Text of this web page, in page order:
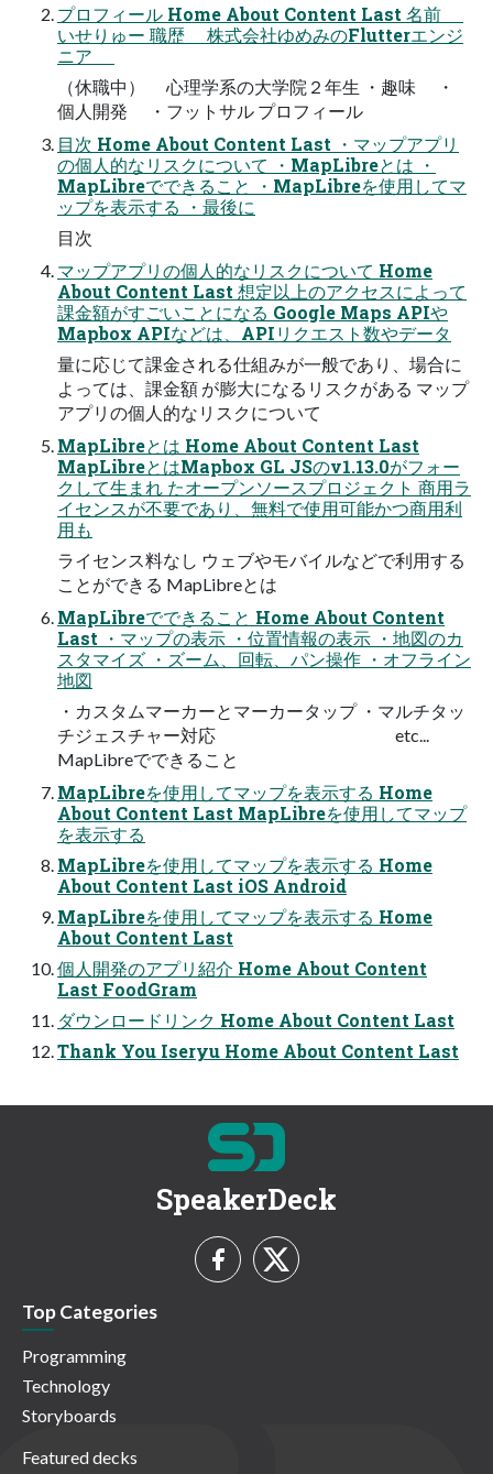
プロフィール Home About Content Last 名前
いせりゅー 職歴 株式会社ゆめみのFlutterエンジ
ニア
（休職中） 心理学系の大学院２年生 ・趣味 ・
個人開発 ・フットサル プロフィール
目次 Home About Content Last ・マップアプリ
の個人的なリスクについて ・MapLibreとは ・
MapLibreでできること ・MapLibreを使用してマ
ップを表示する ・最後に
目次
マップアプリの個人的なリスクについて Home
About Content Last 想定以上のアクセスによって
課金額がすごいことになる Google Maps APIや
Mapbox APIなどは、APIリクエスト数やデータ
量に応じて課金される仕組みが一般であり、場合に
よっては、課金額 が膨大になるリスクがある マップ
アプリの個人的なリスクについて
MapLibreとは Home About Content Last
MapLibreとはMapbox GL JSのv1.13.0がフォー
クして生まれ たオープンソースプロジェクト 商用ラ
イセンスが不要であり、無料で使用可能かつ商用利
用も
ライセンス料なし ウェブやモバイルなどで利用する
ことができる MapLibreとは
MapLibreでできること Home About Content
Last ・マップの表示 ・位置情報の表示 ・地図のカ
スタマイズ ・ズーム、回転、パン操作 ・オフライン
地図
・カスタムマーカーとマーカータップ ・マルチタッ
チジェスチャー対応 etc...
MapLibreでできること
MapLibreを使用してマップを表示する Home
About Content Last MapLibreを使用してマップ
を表示する
MapLibreを使用してマップを表示する Home
About Content Last iOS Android
MapLibreを使用してマップを表示する Home
About Content Last
個人開発のアプリ紹介 Home About Content
Last FoodGram
ダウンロードリンク Home About Content Last
Thank You Iseryu Home About Content Last
SpeakerDeck
Top Categories
Programming
Technology
Storyboards
Featured decks